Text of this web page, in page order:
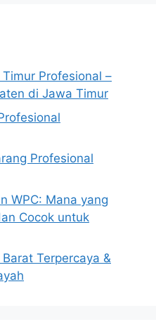
Profesional –
di Jawa Timur
Profesional
WPC: Mana yang
Cocok untuk
Terpercaya &